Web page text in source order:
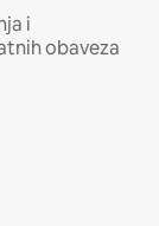
i
obaveza